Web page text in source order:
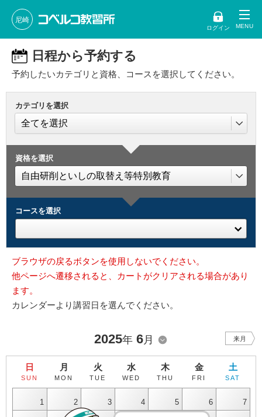
尼崎
ログイン
日程から予約する
予約したいカテゴリと資格、コースを選択してください。
カテゴリを選択
資格を選択
コースを選択
ブラウザの戻るボタンを使用しないでください。
他ページへ遷移されると、カートがクリアされる場合があり
ます。
カレンダーより講習日を選んでください。
2025年 6月 来月
日
SUN
月
MON
火
TUE
水
WED
木
THU
金
FRI
土
SAT
1 2 3 4 5 6 7